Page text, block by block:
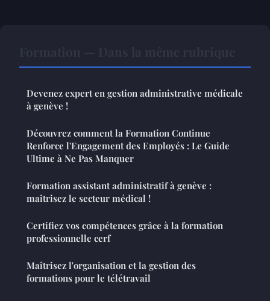
Devenez expert en gestion administrative médicale
à genève !
Découvrez comment la Formation Continue
Renforce l'Engagement des Employés : Le Guide
Ultime à Ne Pas Manquer
Formation assistant administratif à genève :
maîtrisez le secteur médical !
Certifiez vos compétences grâce à la formation
professionnelle cerf
Maîtrisez l'organisation et la gestion des
formations pour le télétravail